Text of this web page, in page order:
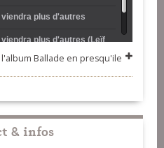
viendra plus d'autres
viendra plus d'autres (Leïf
et Jérôme Verdon)
viendra plus d'autres (Loïg
Ballade en presqu'ile
& infos